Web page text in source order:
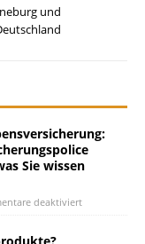
und
Sie wissen
deaktiviert